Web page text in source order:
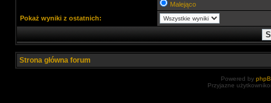
Malejąco
Pokaż wyniki z ostatnich:
Strona główna forum
Powered by
Przyjazne